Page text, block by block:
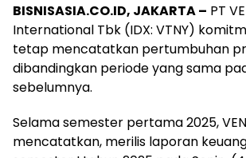
BISNISASIA.CO.ID, JAKARTA – PT
International Tbk (IDX: VTNY)
tetap mencatatkan pertumbuhan
dibandingkan periode yang sama
sebelumnya.
Selama semester pertama 2025,
mencatatkan, merilis laporan